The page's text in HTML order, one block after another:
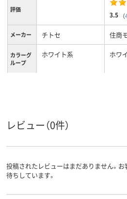
評価
3.5 （
メーカー チトセ 住商
カラーグ
ループ
ホワイト系 ホワ
レビュー（0件）
投稿されたレビューはまだありません。
待ちしています。